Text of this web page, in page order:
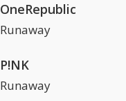
OneRepublic
Runaway
P!NK
Runaway